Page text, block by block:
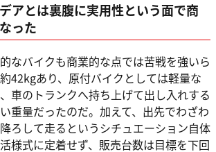
アとは裏腹に実用性という面で商
った
なバイクも商業的な点では苦戦を強いら
42kgあり、原付バイクとしては軽量な
車のトランクへ持ち上げて出し入れする
重量だったのだ。加えて、出先でわざわ
ろして走るというシチュエーション自体
様式に定着せず、販売台数は目標を下回